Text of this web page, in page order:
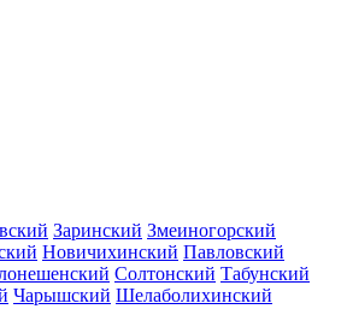
Заринский Змеиногорский
Новичихинский Павловский
Солтонский Табунский
Чарышский Шелаболихинский